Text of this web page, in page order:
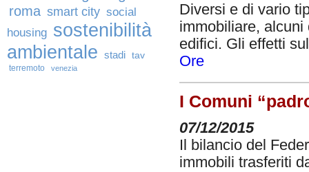
roma smart city social
housing sostenibilità
ambientale stadi tav
terremoto venezia
Diversi e di vario
immobiliare,
edifici. Gli effetti
Ore
I Comuni
07/12/2015
Il bilancio del
immobili trasferiti